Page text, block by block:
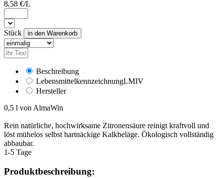
8,58 €/L
Stück
Beschreibung
LebensmittelkennzeichnungLMIV
Hersteller
0,5 l von AlmaWin
Rein natürliche, hochwirksame Zitronensäure reinigt kraftvoll und
löst mühelos selbst hartnäckige Kalkbeläge. Ökologisch vollständig
abbaubar.
1-5 Tage
Produktbeschreibung: